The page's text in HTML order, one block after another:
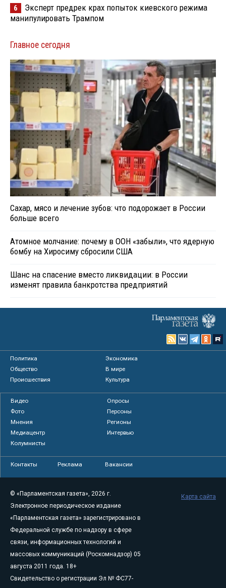
6
Эксперт предрек крах попыток киевского режима
манипулировать Трампом
Главное сегодня
Сахар, мясо и лечение зубов: что подорожает в России
больше всего
Атомное молчание: почему в ООН «забыли», что ядерную
бомбу на Хиросиму сбросили США
Шанс на спасение вместо ликвидации: в России
изменят правила банкротства предприятий
Политика
Экономика
Общество
В мире
Происшествия
Культура
Видео
Опросы
Фото
Персоны
Мнения
Регионы
Медиацентр
Интервью
Колумнисты
Контакты Реклама Вакансии
© «Парламентская газета», 2026 г.
Электронное периодическое издание
«Парламентская газета» зарегистрировано в
Федеральной службе по надзору в сфере
связи, информационных технологий и
массовых коммуникаций (Роскомнадзор) 05
августа 2011 года. 18+
Свидетельство о регистрации Эл № ФС77-
Карта сайта